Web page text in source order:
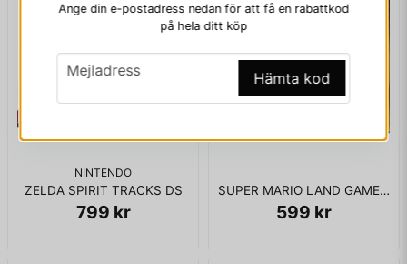
NINTENDO
ZELDA SPIRIT TRACKS DS
799 kr
SUPER MARIO LAND GAMEBOY SCN
599 kr
Ja, ni får publicera min fråga
Ange din e-postadress nedan för att få en rabattkod
på hela ditt köp
email
Mejladress Hämta kod